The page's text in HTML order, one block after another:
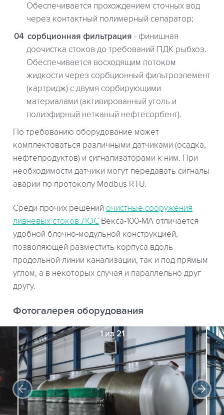
Обеспечивается прохождением сточных вод
через контактный полимерный сепаратор;
сорбционная фильтрация - финишная
доочистка стоков до требований ПДК рыбхоз.
Обеспечивается восходящим потоком
жидкости через сорбционный фильтроэлемент
(картридж) с двумя сорбирующими
материалами (активированный уголь и
полиэфирный нетканый нефтесорбент).
По требованию оборудование может
комплектоваться различными датчиками (осадка,
нефтепродуктов) и сигнализаторами к ним. При
необходимости датчики могут передавать сигналы
аварии по протоколу Modbus RTU.
Среди прочих решений очистные сооружения
ливневых стоков ЛОС Векса-100-МА отличается
удобной блочно-модульной конструкцией,
позволяющей разместить корпуса вдоль
продольной линии канализации, так и под прямым
углом, а в некоторых случая и параллельно друг
другу.
Фотогалерея оборудования
1 из 21